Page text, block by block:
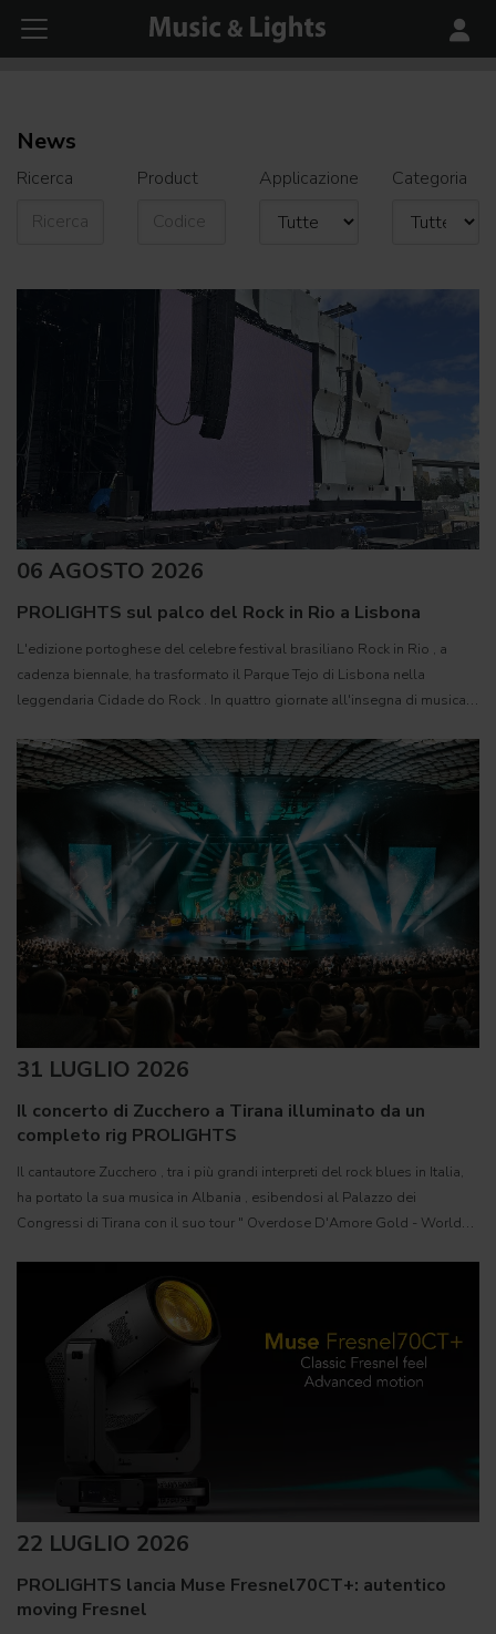
News
Ricerca Product Applicazione Categoria
06 AGOSTO 2026
PROLIGHTS sul palco del Rock in Rio a Lisbona
L'edizione portoghese del celebre festival brasiliano Rock in Rio , a
cadenza biennale, ha trasformato il Parque Tejo di Lisbona nella
leggendaria Cidade do Rock . In quattro giornate all'insegna di musica,
31 LUGLIO 2026
Il concerto di Zucchero a Tirana illuminato da un
completo rig PROLIGHTS
Il cantautore Zucchero , tra i più grandi interpreti del rock blues in Italia,
ha portato la sua musica in Albania , esibendosi al Palazzo dei
Congressi di Tirana con il suo tour " Overdose D'Amore Gold - World
22 LUGLIO 2026
PROLIGHTS lancia Muse Fresnel70CT+: autentico
moving Fresnel